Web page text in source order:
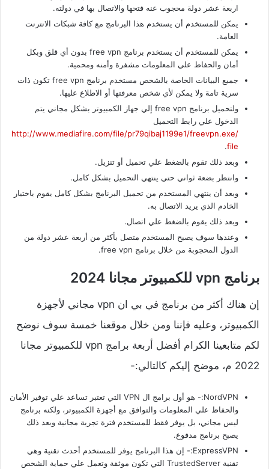
اربعة عشر دولة محجوب عنه فتحها والاتصال بها في دولته.
يمكن للمستخدم أن يستخدم هذا البرنامج مع كافة شبكات الانترنت
العامة.
يمكن للمستخدم أن يستخدم برنامج free vpn بدون أي قلق وبكل
أمان والحفاظ علي المعلومات مشفرة وأمنه ومحمية.
جميع البيانات الخاصة بالشخص مستخدم برنامج free vpn تكون ذات
سرية تامة ولا يمكن لأي شخص معرفتها أو الاطلاع عليها.
ولتحميل برنامج free vpn إلي جهاز الكمبيوتر بشكل مجاني يتم
الدخول علي رابط التحميل
http://www.mediafire.com/file/pr79qibaj1199e1/freevpn.exe/
file
.
وبعد ذلك تقوم بالضغط علي تحميل أو تنزيل.
وانتظر بضعة ثواني حتي ينتهي التحميل بشكل كامل.
وبعد أن ينتهي المستخدم من تحميل البرنامج بشكل كامل يقوم باختيار
الخادم الذي يريد الاتصال به.
وبعد ذلك يقوم بالضغط علي اتصال.
وعندها سوف يصبح المستخدم متصل بأكثر من أربعة عشر دولة من
الدول المحجوبة من خلال برنامج free vpn.
برنامج vpn للكمبيوتر مجانا 2024
إن هناك أكثر من برنامج في بي ان vpn مجاني لأجهزة
الكمبيوتر، وعليه فإننا ومن خلال موقعنا خمسة سوف نوضح
لكم متابعينا الكرام أفضل أربعة برامج vpn للكمبيوتر مجانا
2022 م، موضح إليكم كالتالي:-
NordVPN:- هو أول برامج ال VPN التي تعتبر تساعد علي توفير الأمان
والحفاظ علي المعلومات والتوافق مع أجهزة الكمبيوتر، ولكنه برنامج
ليس مجاني، بل يوفر فقط للمستخدم فترة تجربة مجانية وبعد ذلك
يصبح برنامج مدفوع.
ExpressVPN:- إن هذا البرنامج يوفر للمستخدم أحدث تقنية وهي
تقنية TrustedServer التي تكون موثقة وتعمل علي حماية الشخص